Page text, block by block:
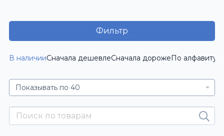
Фильтр
В наличииСначала дешевлеСначала дорожеПо алфавиту
Показывать по 40